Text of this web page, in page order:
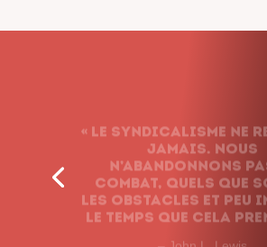
jamais. Nous
n’abandonnons
combat, quels que
les obstacles et peu
le temps que cela